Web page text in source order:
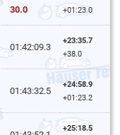
30.0
+01:23.0
01:42:09.3
+23:35.7
+38.0
01:43:32.5
+24:58.9
+01:23.2
+25:18.5